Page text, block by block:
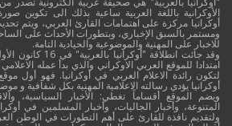
الأوكرانية باللغة العربية ساعية بذلك الى تكوين
أوكرانيا مركزة على اهتمامات القارئ العربي، ويتم
ومستمر بالسبق الإخباري، وبتطورات الأحداث على
للاخبار على المهنية والموضوعية والحيادية التامة.
لتكون رائدة الاعلام العربي في أوكرانيا. فهو أول
أوكرانيا يؤدي رسالته الاعلامية المهنية بكل شفافية و
ويضم الموقع أقساماً تغطي: الأخبار السياسية،
المتنوعة، وأخبار الجاليات، وأخبار المسلمين في
ولتقديم نافذة للقارئ على أهم التطورات في الوطن